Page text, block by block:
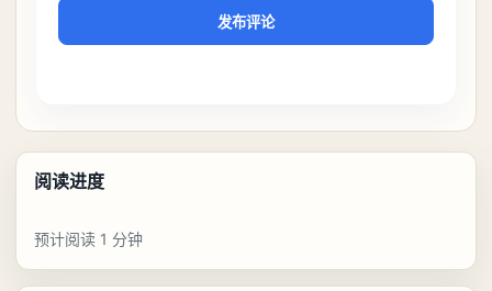
发布评论
阅读进度
预计阅读 1 分钟